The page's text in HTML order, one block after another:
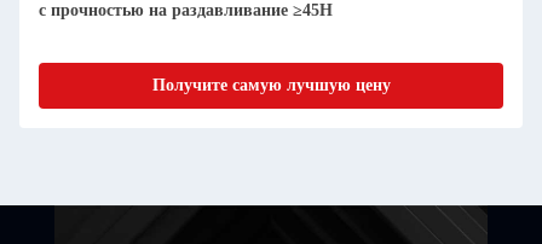
с прочностью на раздавливание ≥45Н
Получите самую лучшую цену